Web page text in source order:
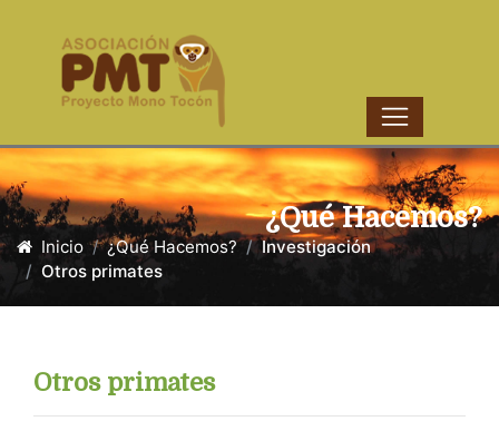
¿Qué Hacemos?
Inicio ¿Qué Hacemos?
Investigación
Otros primates
Otros primates